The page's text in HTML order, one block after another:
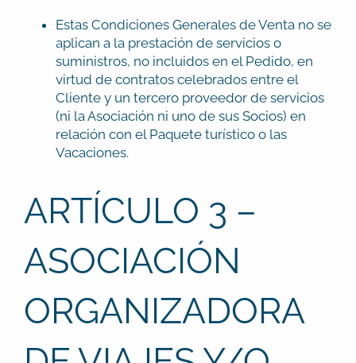
Estas Condiciones Generales de Venta no se
aplican a la prestación de servicios o
suministros, no incluidos en el Pedido, en
virtud de contratos celebrados entre el
Cliente y un tercero proveedor de servicios
(ni la Asociación ni uno de sus Socios) en
relación con el Paquete turístico o las
Vacaciones.
ARTÍCULO 3 –
ASOCIACIÓN
ORGANIZADORA